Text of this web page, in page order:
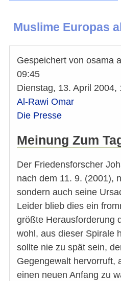
Muslime Europas
Gespeichert von osama
09:45
Dienstag, 13. April 2004,
Al-Rawi Omar
Die Presse
Meinung Zum
Der Friedensforscher
nach dem 11. 9. (2001),
sondern auch seine
Leider blieb dies ein
größte Herausforderung
wohl, aus dieser Spirale
sollte nie zu spät sein,
Gegengewalt hervorruft,
einen neuen Anfang zu